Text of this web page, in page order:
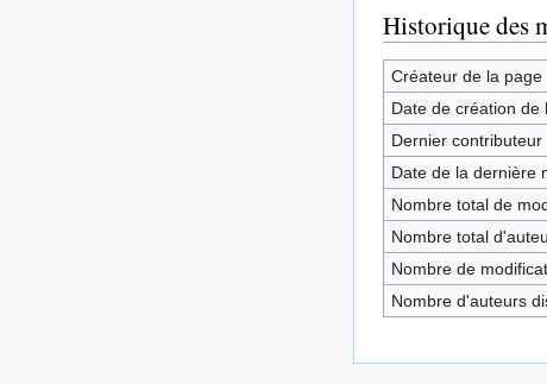
Historique des
Créateur de la page
Date de création de
Dernier contributeur
Date de la dernière
Nombre total de
Nombre total
Nombre de
Nombre d'auteurs